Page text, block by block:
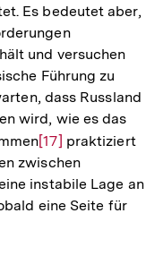
Es bedeutet aber,
und versuchen
Führung zu
dass Russland
wird, wie es das
Zur
Auflösung
der
Fußnote
[17] praktiziert
zwischen
instabile Lage an
eine Seite für